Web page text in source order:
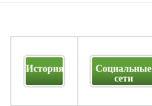
История
Социальные
сети